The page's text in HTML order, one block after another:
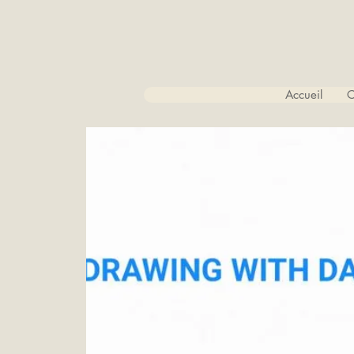
Accueil